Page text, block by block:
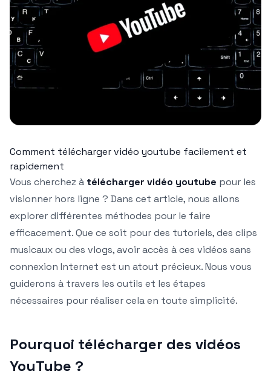
Comment télécharger vidéo youtube facilement et
rapidement
Vous cherchez à télécharger vidéo youtube pour les
visionner hors ligne ? Dans cet article, nous allons
explorer différentes méthodes pour le faire
efficacement. Que ce soit pour des tutoriels, des clips
musicaux ou des vlogs, avoir accès à ces vidéos sans
connexion Internet est un atout précieux. Nous vous
guiderons à travers les outils et les étapes
nécessaires pour réaliser cela en toute simplicité.
Pourquoi télécharger des vidéos
YouTube ?